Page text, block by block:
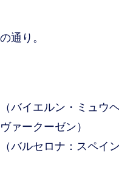
通り。
バイエルン・ミュウヘ
ァークーゼン）
バルセロナ：スペイン